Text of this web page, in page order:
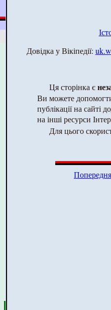
Довідка у Вікіпедії:
Ця сторінка є
Ви можете
публікації на сайті
на інші ресурси
Для цього